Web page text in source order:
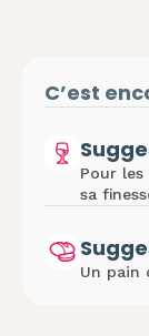
C’est
Pour
sa
Un pain